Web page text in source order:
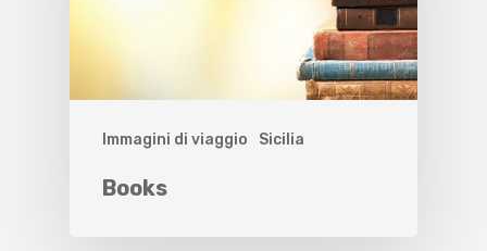
Immagini di viaggio Sicilia
Books